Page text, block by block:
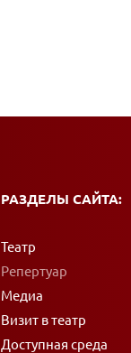
РАЗДЕЛЫ САЙТА:
Театр
Репертуар
Медиа
Визит в театр
Доступная среда